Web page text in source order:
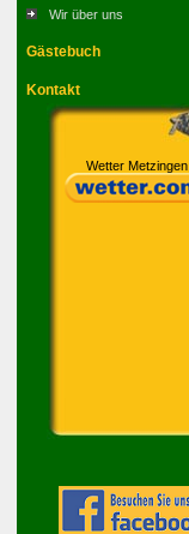
Wir über uns
Gästebuch
Kontakt
Wetter Metzingen